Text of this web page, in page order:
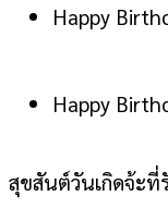
Happy
Happy
สุขสันต์วันเกิดจ้ะที่